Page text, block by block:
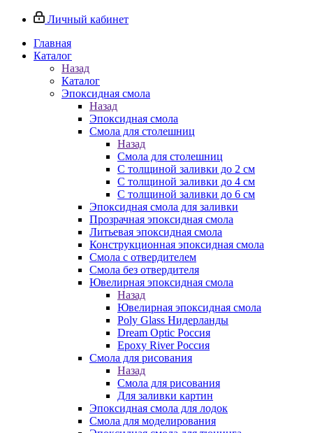
Личный кабинет
Главная
Каталог
Назад
Каталог
Эпоксидная смола
Назад
Эпоксидная смола
Смола для столешниц
Назад
Смола для столешниц
С толщиной заливки до 2 см
С толщиной заливки до 4 см
С толщиной заливки до 6 см
Эпоксидная смола для заливки
Прозрачная эпоксидная смола
Литьевая эпоксидная смола
Конструкционная эпоксидная смола
Смола с отвердителем
Смола без отвердителя
Ювелирная эпоксидная смола
Назад
Ювелирная эпоксидная смола
Poly Glass Нидерланды
Dream Optic Россия
Epoxy River Россия
Смола для рисования
Назад
Смола для рисования
Для заливки картин
Эпоксидная смола для лодок
Смола для моделирования